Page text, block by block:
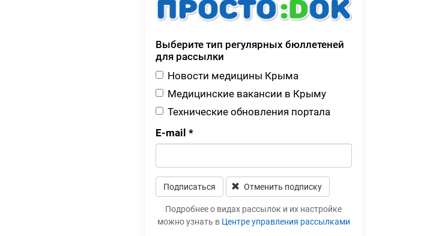
Выберите тип регулярных бюллетеней
для рассылки
Новости медицины Крыма
Медицинские вакансии в Крыму
Технические обновления портала
E-mail *
Подписаться Отменить подписку
Leave this field blank
Подробнее о видах рассылок и их настройке
можно узнать в Центре управления рассылками